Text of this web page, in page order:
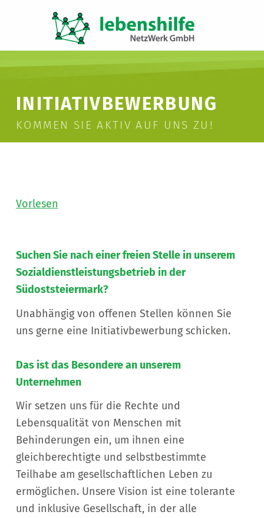
INITIATIVBEWERBUNG
KOMMEN SIE AKTIV AUF UNS ZU!
Vorlesen
Suchen Sie nach einer freien Stelle in unserem
Sozialdienstleistungsbetrieb in der
Südoststeiermark?
Unabhängig von offenen Stellen können Sie
uns gerne eine Initiativbewerbung schicken.
Das ist das Besondere an unserem
Unternehmen
Wir setzen uns für die Rechte und
Lebensqualität von Menschen mit
Behinderungen ein, um ihnen eine
gleichberechtigte und selbstbestimmte
Teilhabe am gesellschaftlichen Leben zu
ermöglichen. Unsere Vision ist eine tolerante
und inklusive Gesellschaft, in der alle